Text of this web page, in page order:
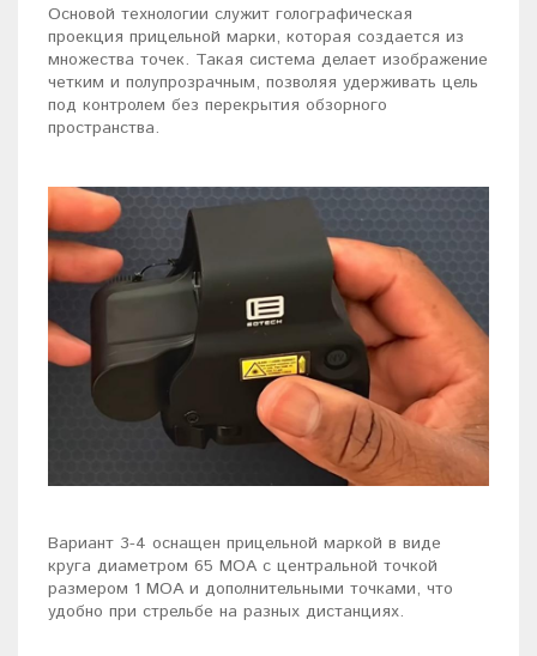
Основой технологии служит голографическая
проекция прицельной марки, которая создается из
множества точек. Такая система делает изображение
четким и полупрозрачным, позволяя удерживать цель
под контролем без перекрытия обзорного
пространства.
Вариант 3-4 оснащен прицельной маркой в виде
круга диаметром 65 МОА с центральной точкой
размером 1 МОА и дополнительными точками, что
удобно при стрельбе на разных дистанциях.